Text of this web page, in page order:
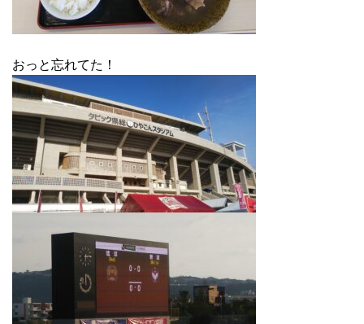
おっと忘れてた！